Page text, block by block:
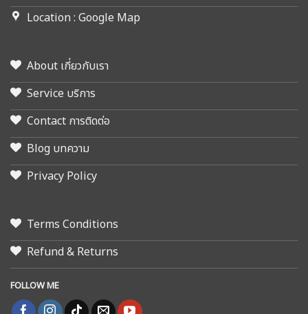
Location : Google Map
About เกี่ยวกับเรา
Service บริการ
Contact การติดต่อ
Blog บทความ
Privacy Policy
Terms Conditions
Refund & Returns
FOLLOW ME